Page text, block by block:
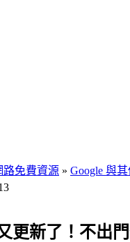
路免費資源 » Google 與
更新了！不出